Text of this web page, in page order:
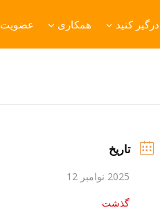
کنید همکاری عضویت
تاریخ
2025 نوامبر 12
گذشت